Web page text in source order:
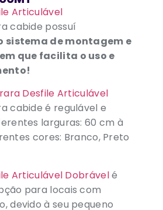
Articulável
cabide possuí
sistema de montagem e
que facilita o uso e
Desfile Articulável
cabide é regulável e
larguras: 60 cm à
cores: Branco, Preto
Articulável Dobrávelé
para locais com
devido à seu pequeno